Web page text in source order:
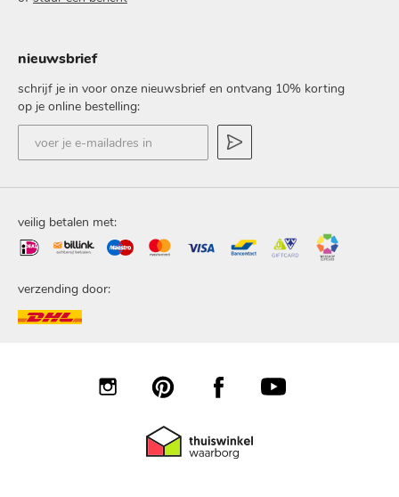
nieuwsbrief
schrijf je in voor onze nieuwsbrief en ontvang 10% korting
op je online bestelling:
mailadres
veilig betalen met:
verzending door: